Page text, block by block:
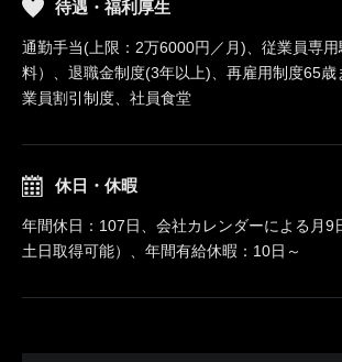
待遇・福利厚生
通勤手当(上限：2万6000円／月)、従業員専
料）、退職金制度(3年以上)、再雇用制度65歳
業員割引制度、社員食堂
休日・休暇
年間休日：107日、会社カレンダーによる月9
土日取得可能）、年間有給休暇：10日～